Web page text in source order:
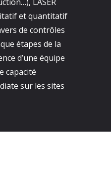
et quantitatif
de contrôles
étapes de la
d’une équipe
capacité
sur les sites